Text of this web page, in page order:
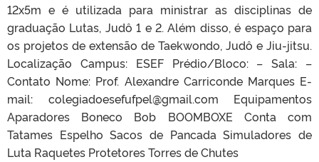
12x5m e é utilizada para ministrar as disciplinas de
graduação Lutas, Judô 1 e 2. Além disso, é espaço para
os projetos de extensão de Taekwondo, Judô e Jiu-jitsu.
Localização Campus: ESEF Prédio/Bloco: – Sala: –
Contato Nome: Prof. Alexandre Carriconde Marques E-
mail: colegiadoesefufpel@gmail.com Equipamentos
Aparadores Boneco Bob BOOMBOXE Conta com
Tatames Espelho Sacos de Pancada Simuladores de
Luta Raquetes Protetores Torres de Chutes